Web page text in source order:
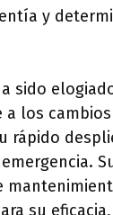
y
sido
a los
rápido
su